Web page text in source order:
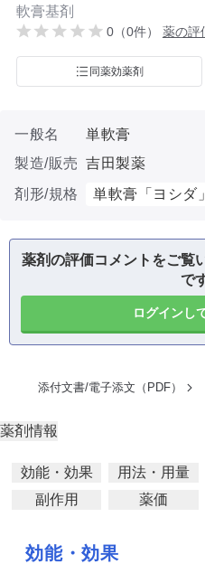
軟膏基剤
0（0件） 薬の評
同薬効薬剤
一般名
単軟膏
製造/販売 吉田製薬
剤形/規格
単軟膏「ヨシダ」
薬剤の評価コメントをご覧
で
ログインし
添付文書/電子添文（PDF）
薬剤情報
効能・効果 用法・用量
副作用
薬価
効能・効果